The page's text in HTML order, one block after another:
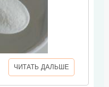
ЧИТАТЬ ДАЛЬШЕ